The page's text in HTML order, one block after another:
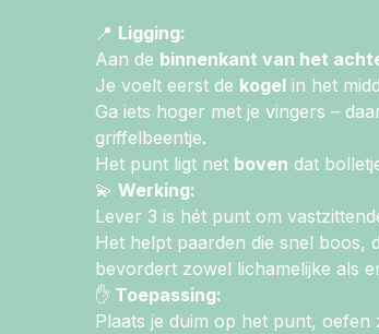
📍 Ligging:
Aan de binnenkant van het
Je voelt eerst de kogel in het
Ga iets hoger met je vingers –
griffelbeentje.
Het punt ligt net boven dat
💫 Werking:
Lever 3 is hét punt om
Het helpt paarden die snel boos,
bevordert zowel lichamelijke als
✋ Toepassing:
Plaats je duim op het punt,